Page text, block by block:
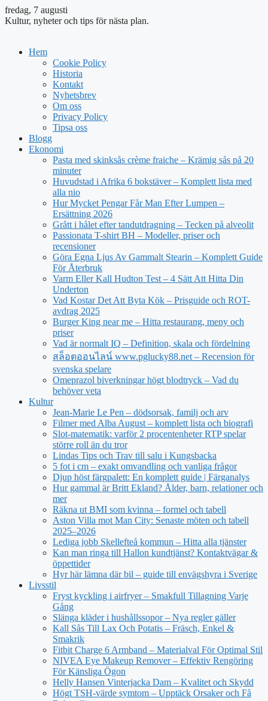
fredag, 7 augusti
Kultur, nyheter och tips för nästa plan.
Hem
Cookie Policy
Historia
Kontakt
Nyhetsbrev
Om oss
Privacy Policy
Tipsa oss
Blogg
Ekonomi
Pasta med skinksås crème fraiche – Krämig sås på 20
minuter
Huvudstad i Afrika 6 bokstäver – Komplett lista med
alla nio
Hur Mycket Pengar Får Man Efter Lumpen –
Ersättning 2026
Grått i hålet efter tandutdragning – Tecken på alveolit
Passionata T-shirt BH – Modeller, priser och
recensioner
Göra Egna Ljus Av Gammalt Stearin – Komplett Guide
För Återbruk
Varm Eller Kall Hudton Test – 4 Sätt Att Hitta Din
Underton
Vad Kostar Det Att Byta Kök – Prisguide och ROT-
avdrag 2025
Burger King near me – Hitta restaurang, meny och
priser
Vad är normalt IQ – Definition, skala och fördelning
สล็อตออนไลน์ www.pglucky88.net – Recension för
svenska spelare
Omeprazol biverkningar högt blodtryck – Vad du
behöver veta
Kultur
Jean‑Marie Le Pen – dödsorsak, familj och arv
Filmer med Alba August – komplett lista och biografi
Slot-matematik: varför 2 procentenheter RTP spelar
större roll än du tror
Lindas Tips och Trav till salu i Kungsbacka
5 fot i cm – exakt omvandling och vanliga frågor
Djup höst färgpalett: En komplett guide | Färganalys
Hur gammal är Britt Ekland? Ålder, barn, relationer och
mer
Räkna ut BMI som kvinna – formel och tabell
Aston Villa mot Man City: Senaste möten och tabell
2025–2026
Lediga jobb Skellefteå kommun – Hitta alla tjänster
Kan man ringa till Hallon kundtjänst? Kontaktvägar &
öppettider
Hyr här lämna där bil – guide till envägshyra i Sverige
Livsstil
Fryst kyckling i airfryer – Smakfull Tillagning Varje
Gång
Slänga kläder i hushållssopor – Nya regler gäller
Kall Sås Till Lax Och Potatis – Fräsch, Enkel &
Smakrik
Fitbit Charge 6 Armband – Materialval För Optimal Stil
NIVEA Eye Makeup Remover – Effektiv Rengöring
För Känsliga Ögon
Helly Hansen Vinterjacka Dam – Kvalitet och Skydd
Högt TSH-värde symtom – Upptäck Orsaker och Få